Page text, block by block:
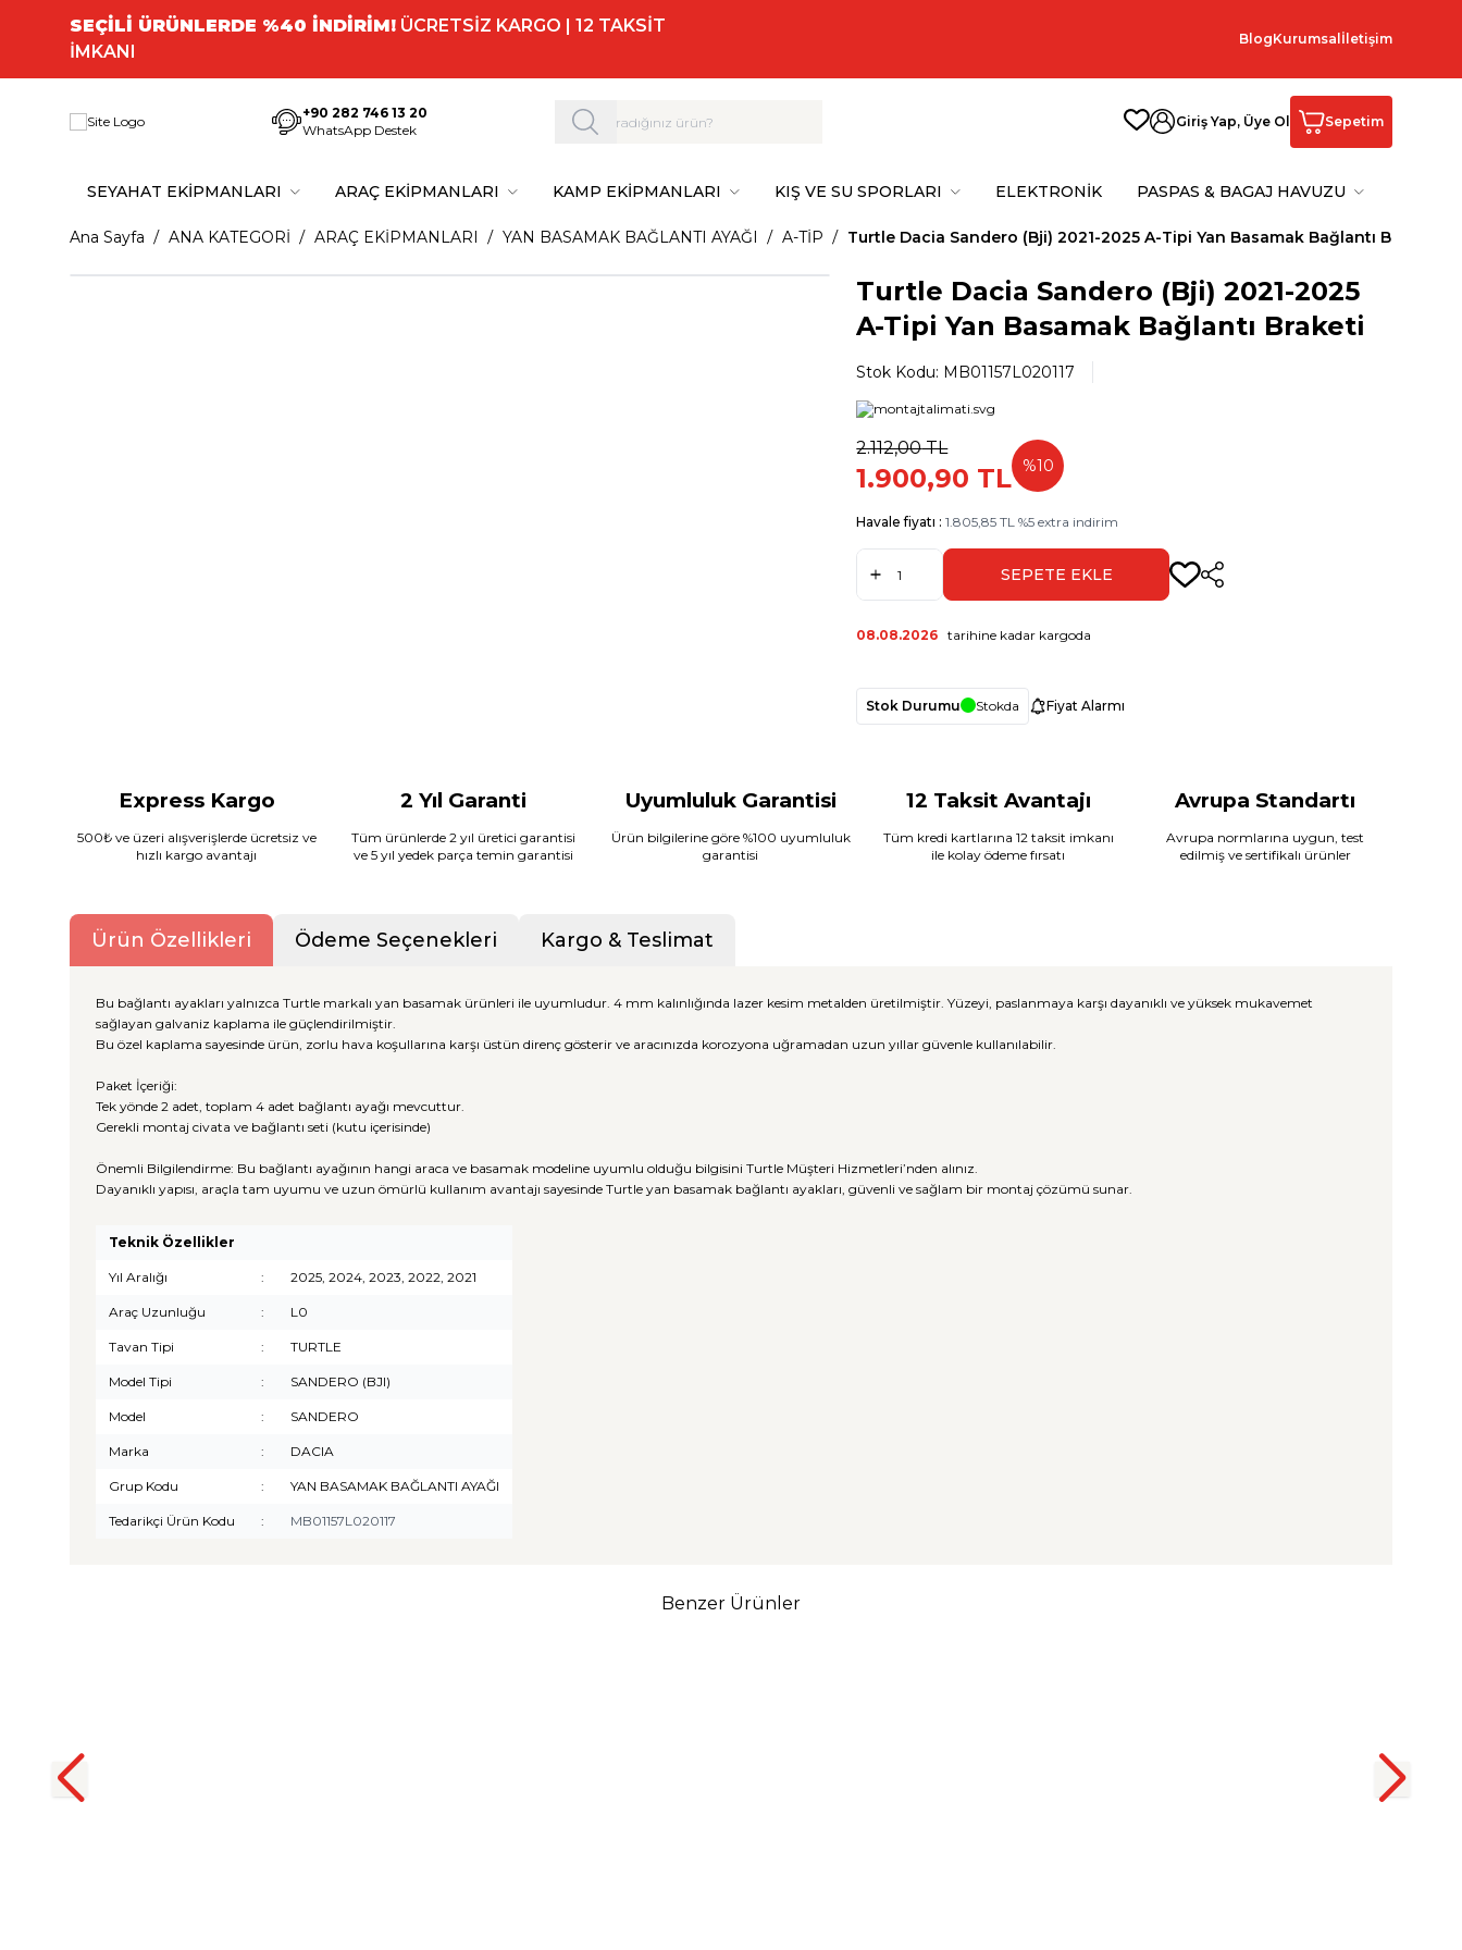
SEÇİLİ ÜRÜNLERDE %40 İNDİRİM! ÜCRETSİZ KARGO | 12 TAKSİT
İMKANI
BlogKurumsal İletişim
+90 282 746 13 20
WhatsApp Destek
Giriş Yap, Üye Ol Sepetim
SEYAHAT EKİPMANLARI ARAÇ EKİPMANLARI KAMP EKİPMANLARI KIŞ VE SU SPORLARI ELEKTRONİK PASPAS & BAGAJ HAVUZU
Ana Sayfa ANA KATEGORİ ARAÇ EKİPMANLARI YAN BASAMAK BAĞLANTI AYAĞI A-TİP Turtle Dacia Sandero (Bji) 2021-2025 A-Tipi Yan Basamak Bağlantı Braketi
Turtle Dacia Sandero (Bji) 2021-2025
A-Tipi Yan Basamak Bağlantı Braketi
Stok Kodu: MB01157L020117
2.112,00TL
1.900,90 TL %10
Havale fiyatı :1.805,85 TL%5 extra indirim
SEPETE EKLE Paylaş
08.08.2026 tarihine kadar kargoda
Stok Durumu Stokda Fiyat Alarmı
Express Kargo
500₺ ve üzeri alışverişlerde ücretsiz ve
hızlı kargo avantajı
2 Yıl Garanti
Tüm ürünlerde 2 yıl üretici garantisi
ve 5 yıl yedek parça temin garantisi
Uyumluluk Garantisi
Ürün bilgilerine göre %100 uyumluluk
garantisi
12 Taksit Avantajı
Tüm kredi kartlarına 12 taksit imkanı
ile kolay ödeme fırsatı
Avrupa Standartı
Avrupa normlarına uygun, test
edilmiş ve sertifikalı ürünler
Ürün Özellikleri Ödeme Seçenekleri Kargo & Teslimat
Bu bağlantı ayakları yalnızca Turtle markalı yan basamak ürünleri ile uyumludur. 4 mm kalınlığında lazer kesim metalden üretilmiştir. Yüzeyi, paslanmaya karşı dayanıklı ve yüksek mukavemet
sağlayan galvaniz kaplama ile güçlendirilmiştir.
Bu özel kaplama sayesinde ürün, zorlu hava koşullarına karşı üstün direnç gösterir ve aracınızda korozyona uğramadan uzun yıllar güvenle kullanılabilir.
Paket İçeriği:
Tek yönde 2 adet, toplam 4 adet bağlantı ayağı mevcuttur.
Gerekli montaj civata ve bağlantı seti (kutu içerisinde)
Önemli Bilgilendirme: Bu bağlantı ayağının hangi araca ve basamak modeline uyumlu olduğu bilgisini Turtle Müşteri Hizmetleri’nden alınız.
Dayanıklı yapısı, araçla tam uyumu ve uzun ömürlü kullanım avantajı sayesinde Turtle yan basamak bağlantı ayakları, güvenli ve sağlam bir montaj çözümü sunar.
Teknik Özellikler
Yıl Aralığı : 2025, 2024, 2023, 2022, 2021
Araç Uzunluğu : L0
Tavan Tipi : TURTLE
Model Tipi : SANDERO (BJI)
Model : SANDERO
Marka : DACIA
Grup Kodu : YAN BASAMAK BAĞLANTI AYAĞI
Tedarikçi Ürün Kodu : MB01157L020117
Benzer Ürünler
₺